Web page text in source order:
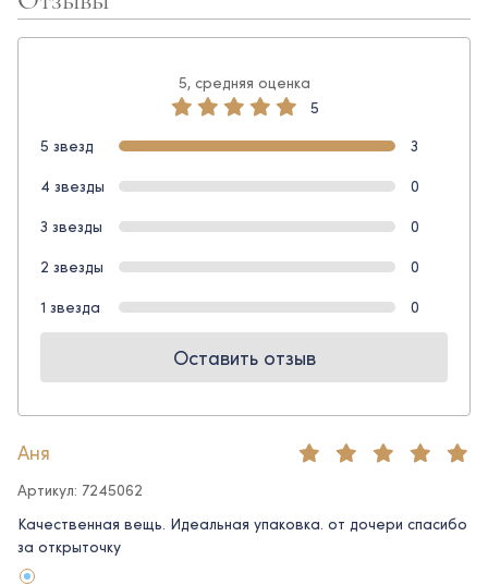
5, средняя оценка
5
5 звезд
3
4 звезды
0
3 звезды
0
2 звезды
0
1 звезда
0
Оставить отзыв
Аня
Артикул: 7245062
Качественная вещь. Идеальная упаковка. от дочери спасибо
за открыточку